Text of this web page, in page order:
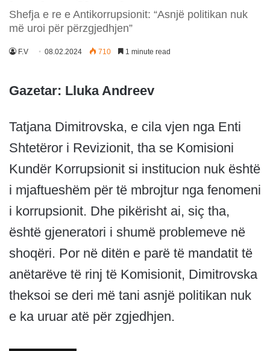
Shefja e re e Antikorrupsionit: “Asnjë politikan nuk
më uroi për përzgjedhjen”
F.V 08.02.2024 710 1 minute read
Gazetar: Lluka Andreev
Tatjana Dimitrovska, e cila vjen nga Enti
Shtetëror i Revizionit, tha se Komisioni
Kundër Korrupsionit si institucion nuk është
i mjaftueshëm për të mbrojtur nga fenomeni
i korrupsionit. Dhe pikërisht ai, siç tha,
është gjeneratori i shumë problemeve në
shoqëri. Por në ditën e parë të mandatit të
anëtarëve të rinj të Komisionit, Dimitrovska
theksoi se deri më tani asnjë politikan nuk
e ka uruar atë për zgjedhjen.